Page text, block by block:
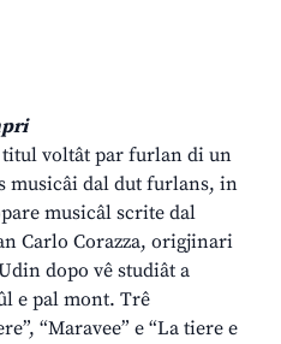
titul voltât par furlan di un
musicâi dal dut furlans, in
musicâl scrite dal
Carlo Corazza, origjinari
dopo vê studiât a
e pal mont. Trê
“Maravee” e “La tiere e